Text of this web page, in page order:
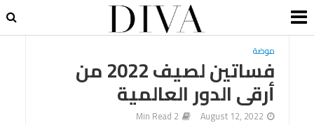
موضة
فساتين لصيف 2022 من
أرقى الدور العالمية
August 12, 2022
2 Min Read